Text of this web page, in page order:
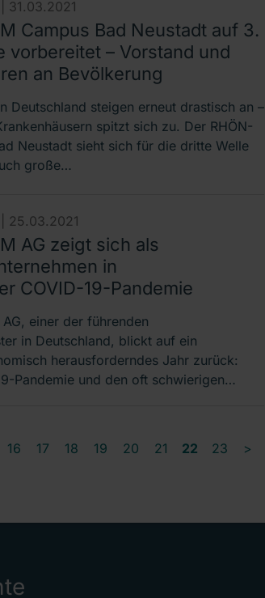
31.03.2021
Campus Bad Neustadt auf 3.
vorbereitet – Vorstand und
an Bevölkerung
Deutschland steigen erneut drastisch an –
spitzt sich zu. Der RHÖN-
Neustadt sieht sich für die dritte Welle
große…
25.03.2021
AG zeigt sich als
in
COVID-19-Pandemie
einer der führenden
in Deutschland, blickt auf ein
herausforderndes Jahr zurück:
Pandemie und den oft schwierigen…
16 17 18 19 20 21 22 23 >